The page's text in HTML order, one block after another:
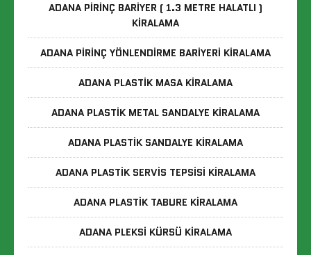
ADANA PIRINÇ BARIYER ( 1.3 METRE HALATLI )
KIRALAMA
ADANA PIRINÇ YÖNLENDIRME BARIYERI KIRALAMA
ADANA PLASTIK MASA KIRALAMA
ADANA PLASTIK METAL SANDALYE KIRALAMA
ADANA PLASTIK SANDALYE KIRALAMA
ADANA PLASTIK SERVIS TEPSISI KIRALAMA
ADANA PLASTIK TABURE KIRALAMA
ADANA PLEKSI KÜRSÜ KIRALAMA